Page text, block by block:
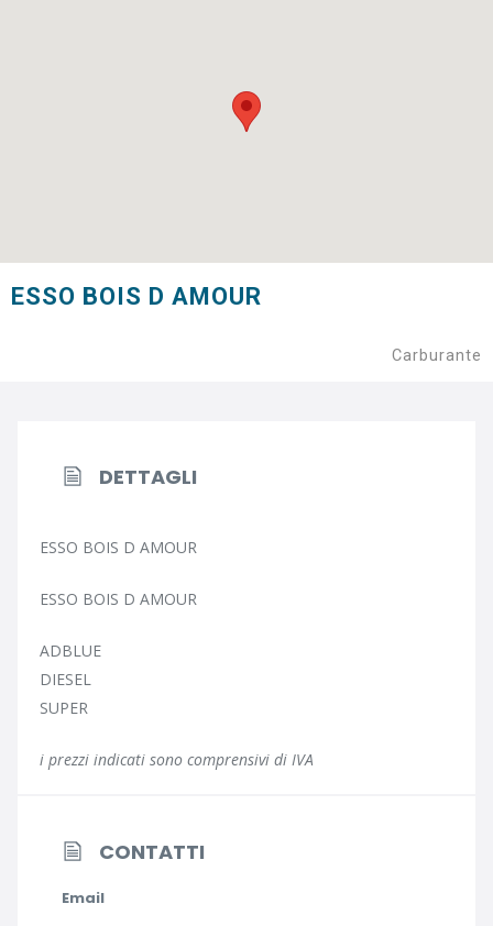
ESSO BOIS D AMOUR
Carburante
DETTAGLI
ESSO BOIS D AMOUR
ESSO BOIS D AMOUR
ADBLUE
DIESEL
SUPER
i prezzi indicati sono comprensivi di IVA
CONTATTI
Email